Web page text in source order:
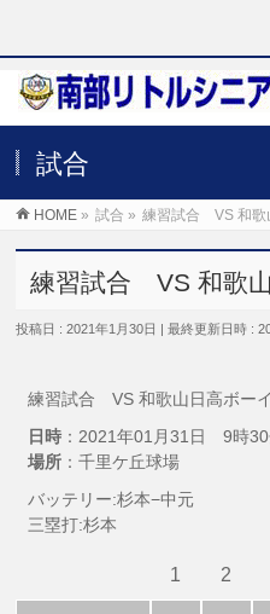
試合
HOME » 試合 » 練習試合 VS 和歌
練習試合 VS 和歌
投稿日 : 2021年1月30日 最終更新日時 :
練習試合 VS 和歌山日高ボー
日時 ：2021年01月31日 9時
場所 ：千里ケ丘球場
バッテリー:杉本−中元
三塁打:杉本
1 2